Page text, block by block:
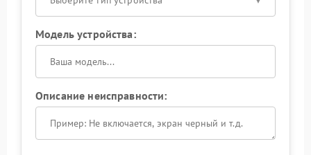
Модель устройства:
Описание неисправности: